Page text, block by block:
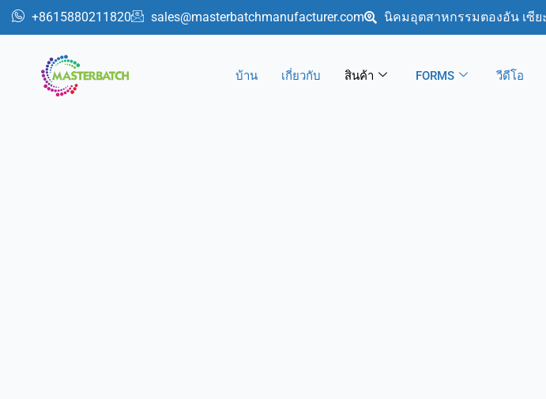
+8615880211820 sales@masterbatchmanufacturer.com นิคมอุตสาหกรรมตองอัน เซีย
บ้าน เกี่ยวกับ สินค้า FORMS วีดีโอ